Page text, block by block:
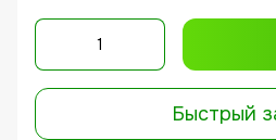
Быстрый